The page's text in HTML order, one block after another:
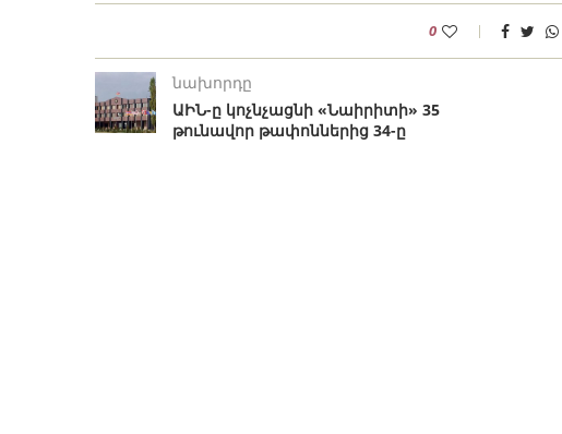
0
նախորդը
ԱԻՆ-ը կոչնչացնի «Նաիրիտի» 35
թունավոր թափոններից 34-ը